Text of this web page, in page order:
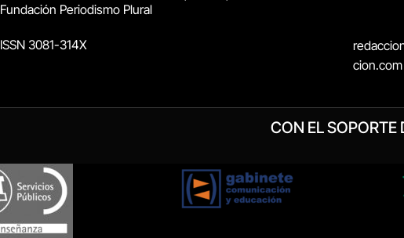
Fundación Periodismo Plural
ISSN 3081-314X
cion.com
CON EL SOPORTE